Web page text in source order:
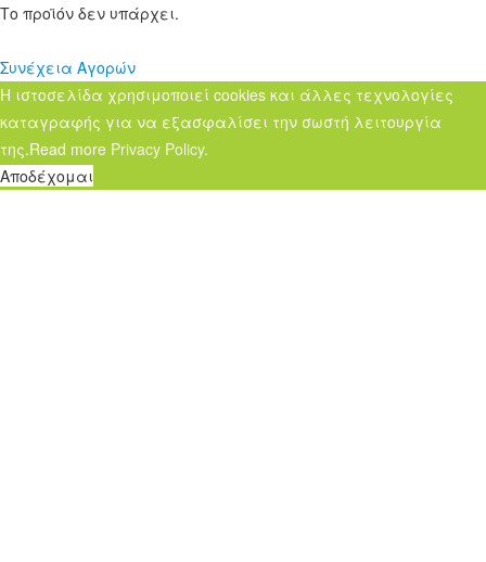
Το προϊόν δεν υπάρχει.
Συνέχεια Αγορών
Η ιστοσελίδα χρησιμοποιεί cookies και άλλες τεχνολογίες
καταγραφής για να εξασφαλίσει την σωστή λειτουργία
της.Read more Privacy Policy.
Αποδέχομαι